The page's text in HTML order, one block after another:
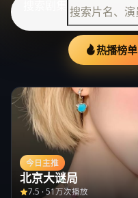
热播榜单
今日主推
北京大谜局
7.5 · 51万次播放